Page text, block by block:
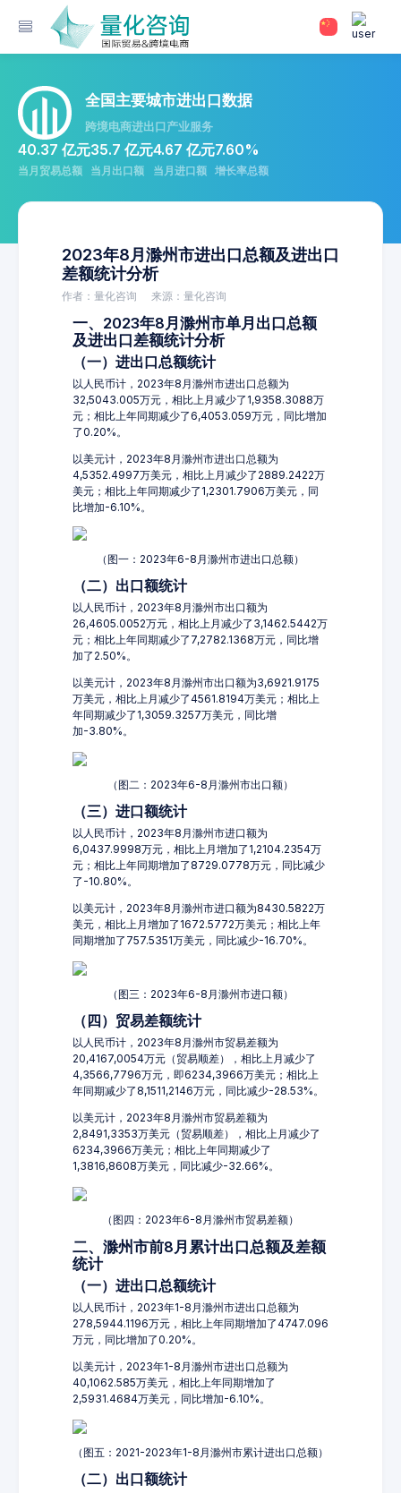
全国主要城市进出口数据
跨境电商进出口产业服务
40.37 亿元
当月贸易总额
35.7 亿元
当月出口额
4.67 亿元
当月进口额
7.60%
增长率总额
2023年8月滁州市进出口总额及进出口
差额统计分析
作者：量化咨询 来源：量化咨询
一、2023年8月滁州市单月出口总额
及进出口差额统计分析
（一）进出口总额统计
以人民币计，2023年8月滁州市进出口总额为
32,5043.005万元，相比上月减少了1,9358.3088万
元；相比上年同期减少了6,4053.059万元，同比增加
了0.20%。
以美元计，2023年8月滁州市进出口总额为
4,5352.4997万美元，相比上月减少了2889.2422万
美元；相比上年同期减少了1,2301.7906万美元，同
比增加-6.10%。
（图一：2023年6-8月滁州市进出口总额）
（二）出口额统计
以人民币计，2023年8月滁州市出口额为
26,4605.0052万元，相比上月减少了3,1462.5442万
元；相比上年同期减少了7,2782.1368万元，同比增
加了2.50%。
以美元计，2023年8月滁州市出口额为3,6921.9175
万美元，相比上月减少了4561.8194万美元；相比上
年同期减少了1,3059.3257万美元，同比增
加-3.80%。
（图二：2023年6-8月滁州市出口额）
（三）进口额统计
以人民币计，2023年8月滁州市进口额为
6,0437.9998万元，相比上月增加了1,2104.2354万
元；相比上年同期增加了8729.0778万元，同比减少
了-10.80%。
以美元计，2023年8月滁州市进口额为8430.5822万
美元，相比上月增加了1672.5772万美元；相比上年
同期增加了757.5351万美元，同比减少-16.70%。
（图三：2023年6-8月滁州市进口额）
（四）贸易差额统计
以人民币计，2023年8月滁州市贸易差额为
20,4167,0054万元（贸易顺差），相比上月减少了
4,3566,7796万元，即6234,3966万美元；相比上
年同期减少了8,1511,2146万元，同比减少-28.53%。
以美元计，2023年8月滁州市贸易差额为
2,8491,3353万美元（贸易顺差），相比上月减少了
6234,3966万美元；相比上年同期减少了
1,3816,8608万美元，同比减少-32.66%。
（图四：2023年6-8月滁州市贸易差额）
二、滁州市前8月累计出口总额及差额
统计
（一）进出口总额统计
以人民币计，2023年1-8月滁州市进出口总额为
278,5944.1196万元，相比上年同期增加了4747.096
万元，同比增加了0.20%。
以美元计，2023年1-8月滁州市进出口总额为
40,1062.585万美元，相比上年同期增加了
2,5931.4684万美元，同比增加-6.10%。
（图五：2021-2023年1-8月滁州市累计进出口总额）
（二）出口额统计